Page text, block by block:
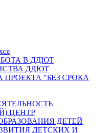
В ДДЮТ
ДДЮТ
"БЕЗ СРОКА
ЦЕНТР
ДЕТЕЙ
ДЕТСКИХ И